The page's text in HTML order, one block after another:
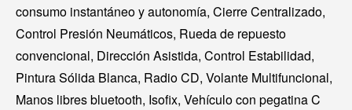
consumo instantáneo y autonomía, Cierre Centralizado,
Control Presión Neumáticos, Rueda de repuesto
convencional, Dirección Asistida, Control Estabilidad,
Pintura Sólida Blanca, Radio CD, Volante Multifuncional,
Manos libres bluetooth, Isofix, Vehículo con pegatina C